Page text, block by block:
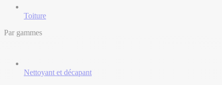
Toiture
Par gammes
Nettoyant et décapant